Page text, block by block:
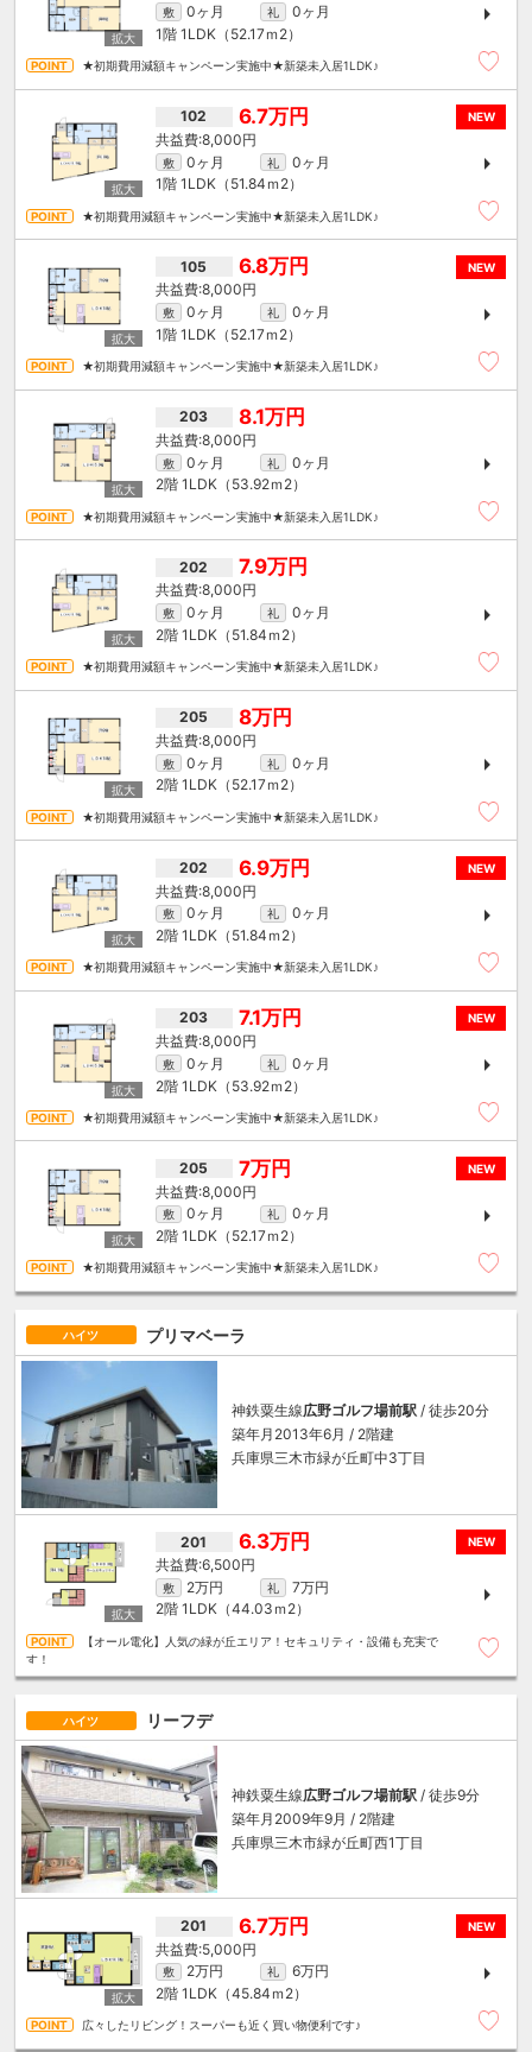
敷 0ヶ月 礼
0ヶ月
1階 1LDK（52.17ｍ 2）
★初期費用減額キャンペーン実施中★新築未入居1LDK♪
NEW
102 6.7万円
8,000円
敷 0ヶ月 礼
0ヶ月
1階 1LDK（51.84ｍ 2）
★初期費用減額キャンペーン実施中★新築未入居1LDK♪
NEW
105 6.8万円
8,000円
敷 0ヶ月 礼
0ヶ月
1階 1LDK（52.17ｍ 2）
★初期費用減額キャンペーン実施中★新築未入居1LDK♪
203 8.1万円
8,000円
敷 0ヶ月 礼
0ヶ月
2階 1LDK（53.92ｍ 2）
★初期費用減額キャンペーン実施中★新築未入居1LDK♪
202 7.9万円
8,000円
敷 0ヶ月 礼
0ヶ月
2階 1LDK（51.84ｍ 2）
★初期費用減額キャンペーン実施中★新築未入居1LDK♪
205 8万円
8,000円
敷 0ヶ月 礼
0ヶ月
2階 1LDK（52.17ｍ 2）
★初期費用減額キャンペーン実施中★新築未入居1LDK♪
NEW
202 6.9万円
8,000円
敷 0ヶ月 礼
0ヶ月
2階 1LDK（51.84ｍ 2）
★初期費用減額キャンペーン実施中★新築未入居1LDK♪
NEW
203 7.1万円
8,000円
敷 0ヶ月 礼
0ヶ月
2階 1LDK（53.92ｍ 2）
★初期費用減額キャンペーン実施中★新築未入居1LDK♪
NEW
205 7万円
8,000円
敷 0ヶ月 礼
0ヶ月
2階 1LDK（52.17ｍ 2）
★初期費用減額キャンペーン実施中★新築未入居1LDK♪
ハイツ プリマベーラ
神鉄粟生線広野ゴルフ場前駅 / 徒歩20分
築年月2013年6月 / 2階建
兵庫県三木市緑が丘町中3丁目
NEW
201 6.3万円
6,500円
敷 2万円 礼
7万円
2階 1LDK（44.03ｍ 2）
【オール電化】人気の緑が丘エリア！セキュリティ・設備も充実で
す！
ハイツ リーフデ
神鉄粟生線広野ゴルフ場前駅 / 徒歩9分
築年月2009年9月 / 2階建
兵庫県三木市緑が丘町西1丁目
NEW
201 6.7万円
5,000円
敷 2万円 礼
6万円
2階 1LDK（45.84ｍ 2）
広々したリビング！スーパーも近く買い物便利です♪